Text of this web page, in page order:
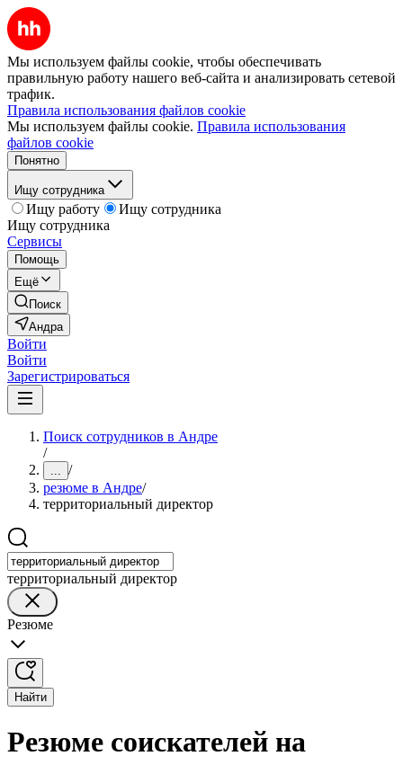
Мы используем файлы cookie, чтобы обеспечивать
правильную работу нашего веб-сайта и анализировать сетевой
трафик.
Правила использования файлов cookie
Мы используем файлы cookie. Правила использования
файлов cookie
Понятно
Ищу сотрудника
Ищу работу
Ищу сотрудника
Ищу сотрудника
Сервисы
Помощь
Ещё
Поиск
Андра
Войти
Войти
Зарегистрироваться
Поиск сотрудников в Андре
/
... /
резюме в Андре/
территориальный директор
территориальный директор
Резюме
Найти
Резюме соискателей на